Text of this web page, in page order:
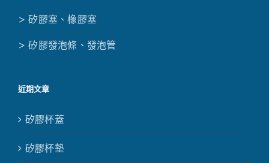
> 矽膠塞、橡膠塞
> 矽膠發泡條、發泡管
近期文章
矽膠杯蓋
矽膠杯墊